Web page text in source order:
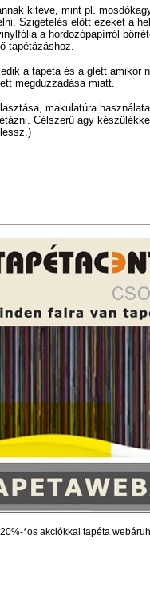
kitéve, mint pl.
Szigetelés előtt ezeket a
a hordozópapírról
tapétázáshoz.
a tapéta és a glett amikor
megduzzadása miatt.
makulatúra
Célszerű agy
*os akciókkal tapéta